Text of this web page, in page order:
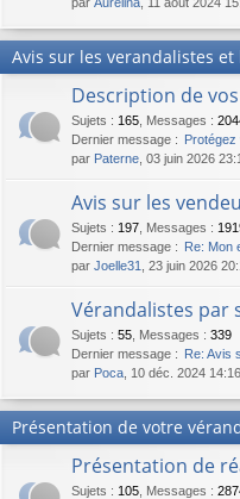
Avis sur les verandalistes et
Description de
Sujets : 165 Messages :
Dernier message : Protégez
par Paterne , 03 juin 2026
Avis sur les
Sujets : 197 Messages :
Dernier message : Re: Mon
par Joelle31 , 23 juin 2026
Vérandalistes par
Sujets : 55 Messages : 339
Dernier message : Re: Avis
par Poca , 10 déc. 2024 14:16
Présentation de votre
Présentation de
Sujets : 105 Messages :